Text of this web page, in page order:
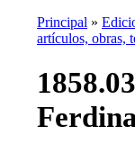
Principal »
artículos, obras,